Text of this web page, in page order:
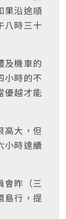
果沿途順
八時三十
及機車的
小時的不
優越才能
高大，但
小時達續
會昨（三
島行，提